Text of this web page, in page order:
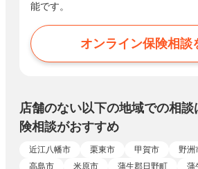
能です。
オンライン保険相談
店舗のない以下の地域での相
険相談がおすすめ
近江八幡市 栗東市 甲賀市 野洲
高島市
米原市 蒲生郡日野町 蒲